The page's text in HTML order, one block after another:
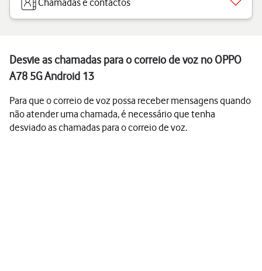
Chamadas e contactos
Desvie as chamadas para o correio de voz no OPPO
A78 5G Android 13
Para que o correio de voz possa receber mensagens quando
não atender uma chamada, é necessário que tenha
desviado as chamadas para o correio de voz.